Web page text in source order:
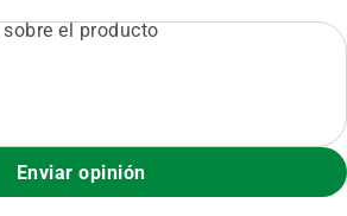
Enviar opinión